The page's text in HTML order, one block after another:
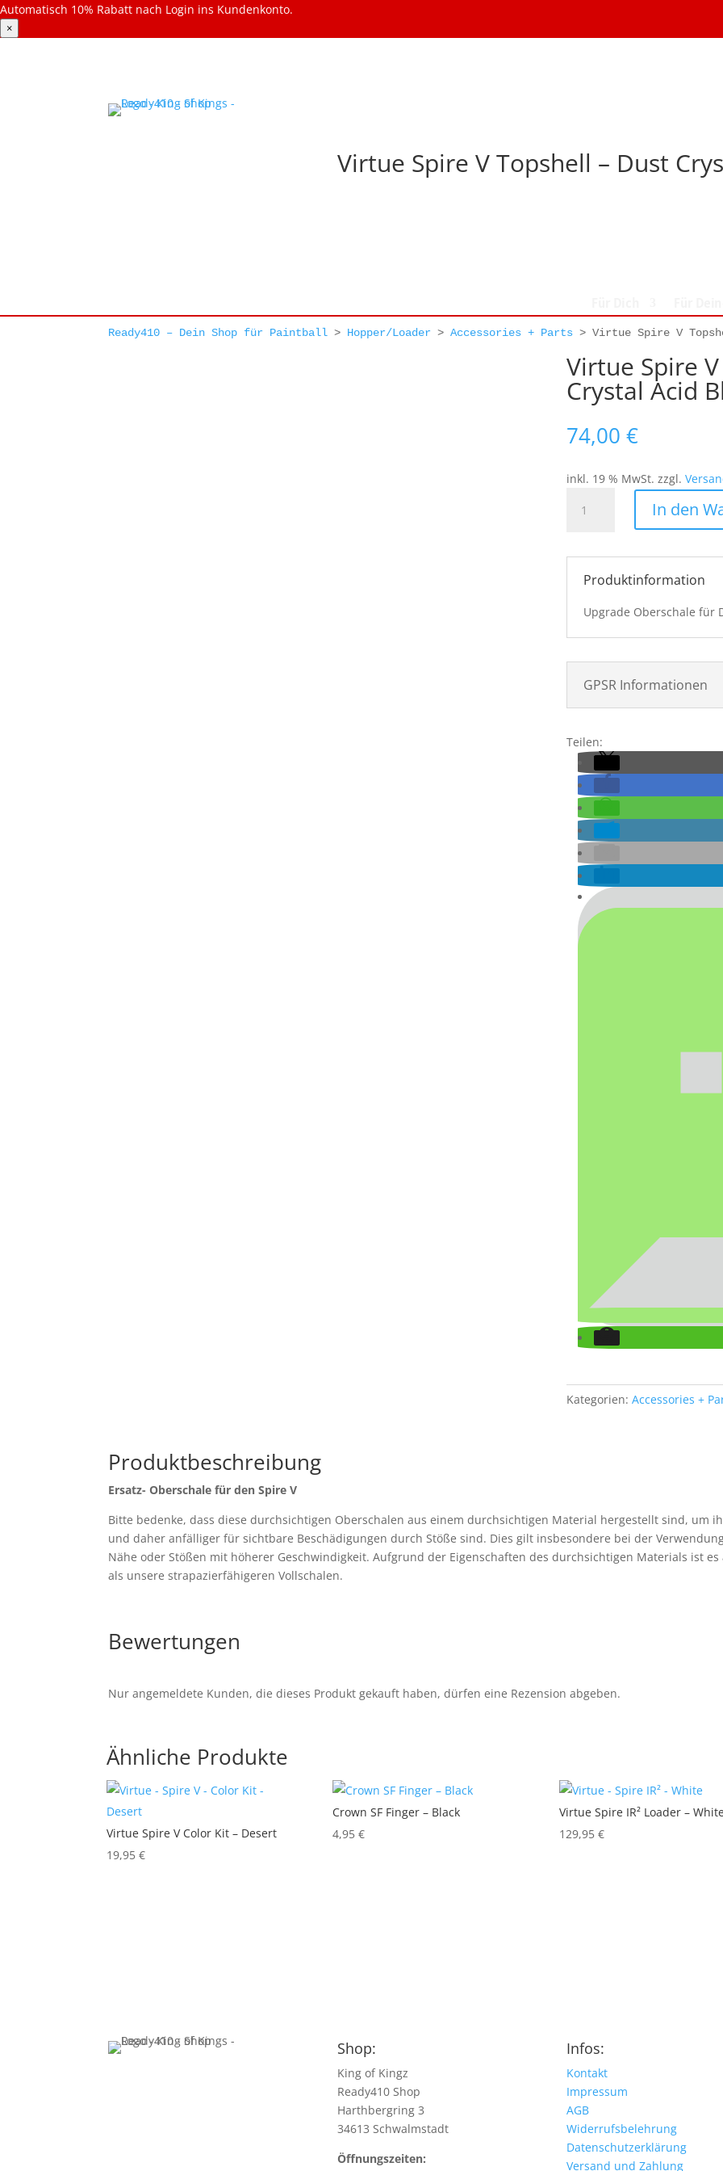
Automatisch 10% Rabatt nach Login ins Kundenkonto.
×
Virtue Spire V Topshell – Dust
Ready410 – Dein Shop für Paintball > Hopper/Loader >Accessories + Parts >Virtue Spire V
Virtue Spire
Crystal Acid
74,00 €
inkl. 19 % MwSt. zzgl.
Spire
Dust
Crystal
Menge
In den
Produktinformation
Upgrade Oberschale für
GPSR Informationen
Teilen:
Kategorien: Accessories +
Produktbeschreibung
Ersatz- Oberschale für den Spire V
Bitte bedenke, dass diese durchsichtigen Oberschalen aus einem durchsichtigen Material hergestellt sind, um
und daher anfälliger für sichtbare Beschädigungen durch Stöße sind. Dies gilt insbesondere bei der
Nähe oder Stößen mit höherer Geschwindigkeit. Aufgrund der Eigenschaften des durchsichtigen Materials ist
als unsere strapazierfähigeren Vollschalen.
Bewertungen
Nur angemeldete Kunden, die dieses Produkt gekauft haben, dürfen eine Rezension abgeben.
Ähnliche Produkte
Virtue Spire V Color Kit – Desert
19,95 €
Crown SF Finger – Black
4,95€
Virtue Spire IR² Loader –
129,95 €
Shop:
King of Kingz
Ready410 Shop
Harthbergring 3
34613 Schwalmstadt
Öffnungszeiten:
Infos:
Kontakt
Impressum
AGB
Widerrufsbelehrung
Datenschutzerklärung
Versand und Zahlung